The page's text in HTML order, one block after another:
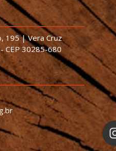
195 | Vera Cruz
CEP 30285-680